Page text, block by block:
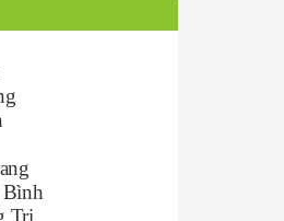
Trị